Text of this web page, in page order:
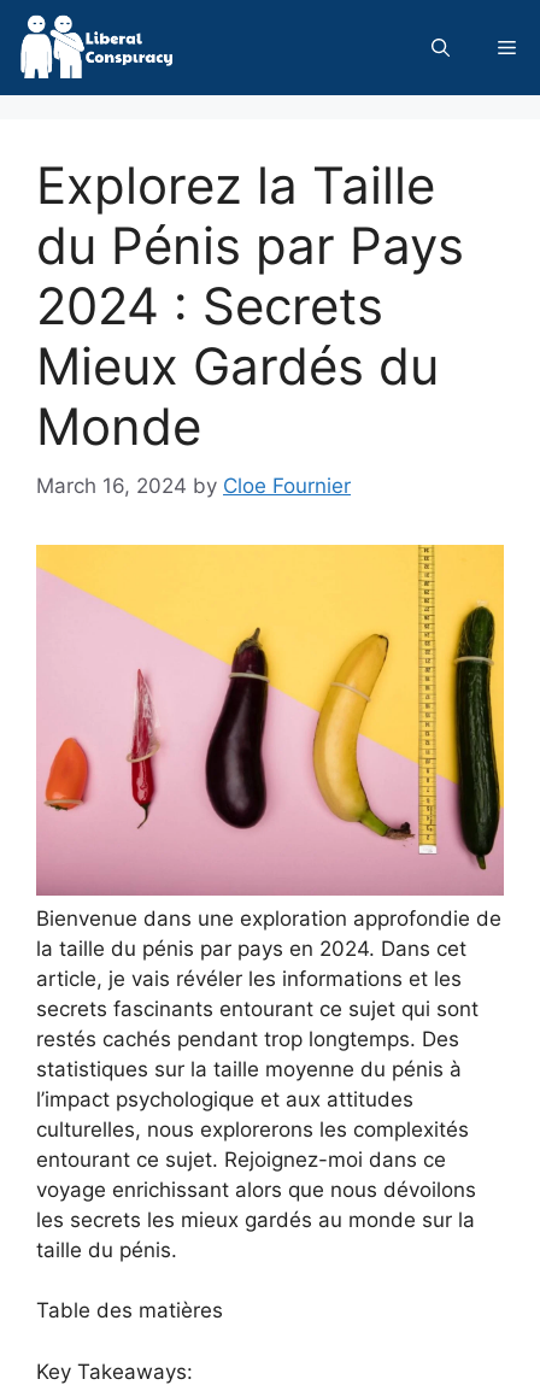
Skip
content
Explorez la Taille
du Pénis par Pays
2024 : Secrets
Mieux Gardés du
Monde
March 16, 2024 by Cloe Fournier
Bienvenue dans une exploration approfondie de
la taille du pénis par pays en 2024. Dans cet
article, je vais révéler les informations et les
secrets fascinants entourant ce sujet qui sont
restés cachés pendant trop longtemps. Des
statistiques sur la taille moyenne du pénis à
l’impact psychologique et aux attitudes
culturelles, nous explorerons les complexités
entourant ce sujet. Rejoignez-moi dans ce
voyage enrichissant alors que nous dévoilons
les secrets les mieux gardés au monde sur la
taille du pénis.
Table des matières
Key Takeaways: